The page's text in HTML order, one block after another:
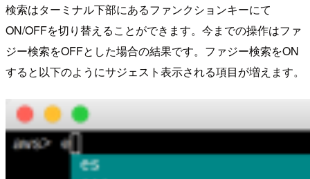
検索はターミナル下部にあるファンクションキーにて
ON/OFFを切り替えることができます。今までの操作はファ
ジー検索をOFFとした場合の結果です。ファジー検索をON
すると以下のようにサジェスト表示される項目が増えます。